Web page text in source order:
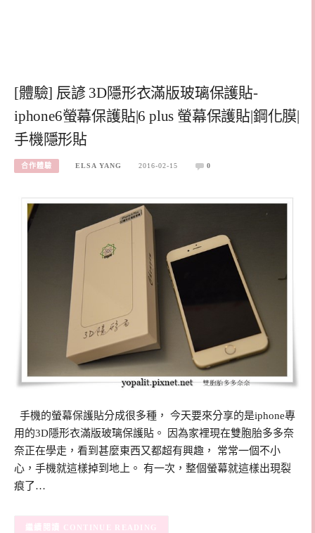
[體驗] 辰諺 3D隱形衣滿版玻璃保護貼-
iphone6螢幕保護貼|6 plus 螢幕保護貼|鋼化膜|
手機隱形貼
合作體驗 ELSA YANG 2016-02-15 0
手機的螢幕保護貼分成很多種， 今天要來分享的是iphone專
用的3D隱形衣滿版玻璃保護貼。 因為家裡現在雙胞胎多多奈
奈正在學走，看到甚麼東西又都超有興趣， 常常一個不小
心，手機就這樣掉到地上。 有一次，整個螢幕就這樣出現裂
痕了…
CONTINUE READING